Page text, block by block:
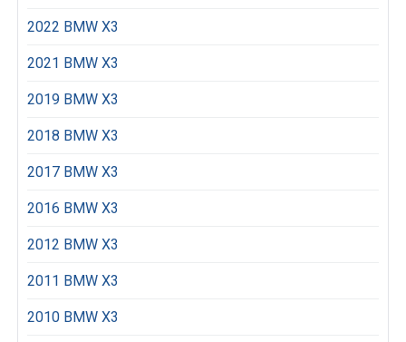
2022 BMW X3
2021 BMW X3
2019 BMW X3
2018 BMW X3
2017 BMW X3
2016 BMW X3
2012 BMW X3
2011 BMW X3
2010 BMW X3